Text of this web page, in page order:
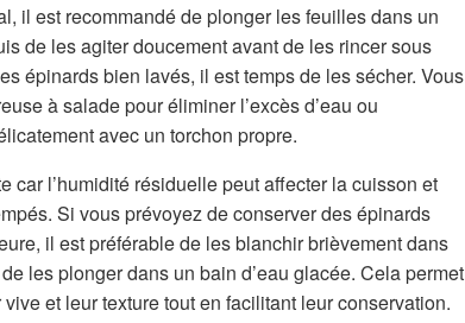
il est recommandé de plonger les feuilles dans un
de les agiter doucement avant de les rincer sous
épinards bien lavés, il est temps de les sécher. Vous
à salade pour éliminer l’excès d’eau ou
avec un torchon propre.
car l’humidité résiduelle peut affecter la cuisson et
Si vous prévoyez de conserver des épinards
il est préférable de les blanchir brièvement dans
les plonger dans un bain d’eau glacée. Cela permet
et leur texture tout en facilitant leur conservation.